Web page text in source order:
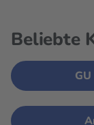
Beliebte